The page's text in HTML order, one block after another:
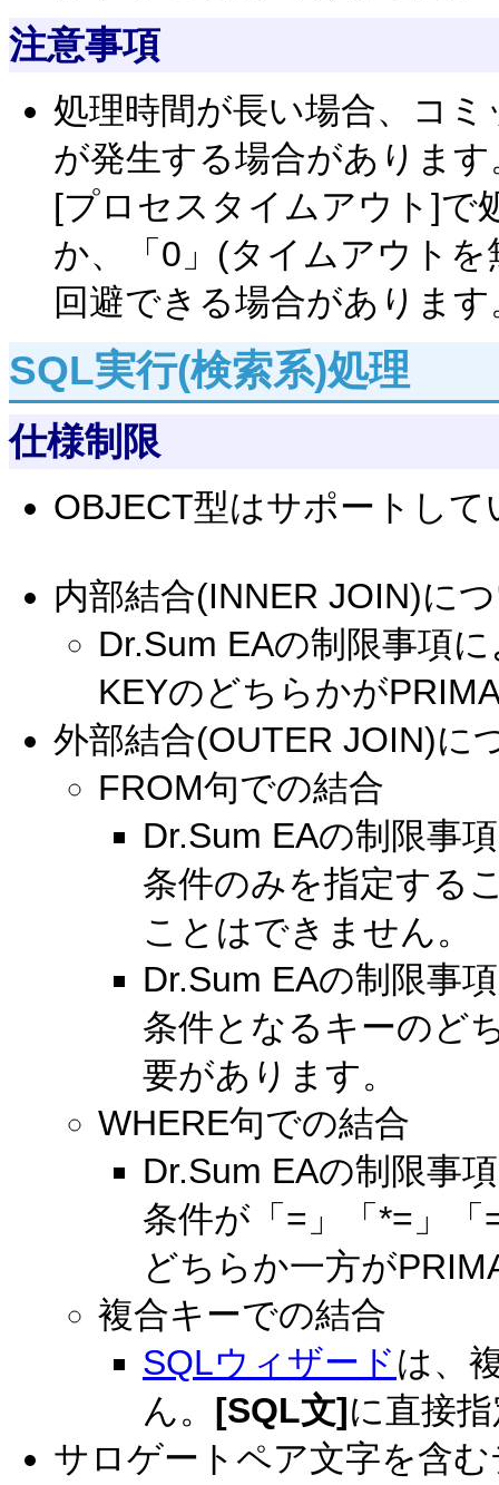
注意事項
処理時間が長い場合、コ
が発生する場合がありま
[プロセスタイムアウト]で
か、「0」(タイムアウト
回避できる場合があります
SQL実行(検索系)処理
仕様制限
OBJECT型はサポートして
内部結合(INNER JOIN)に
Dr.Sum EAの制限事項
KEYのどちらかが
外部結合(OUTER JOIN)に
FROM句での結合
Dr.Sum EAの制限事
条件のみを指定する
ことはできません。
Dr.Sum EAの制限事
条件となるキーのど
要があります。
WHERE句での結合
Dr.Sum EAの制限事
条件が「=」「*=」
どちらか一方が
複合キーでの結合
SQLウィザードは、
ん。 [SQL文]に直接
サロゲートペア文字を含